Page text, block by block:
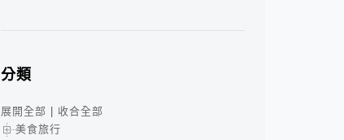
分類
展開全部
收合全部
美食旅行